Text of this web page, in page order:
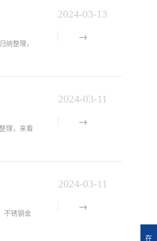
2024-03-13
整理，
2024-03-11
理，来看
2024-03-11
不锈钢金
在